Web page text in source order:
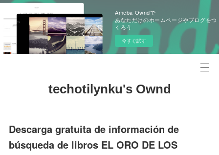
Ameba Owndで
あなただけのホームページやブログをつ
くろう
今すぐ試す
techotilynku's Ownd
Descarga gratuita de información de
búsqueda de libros EL ORO DE LOS